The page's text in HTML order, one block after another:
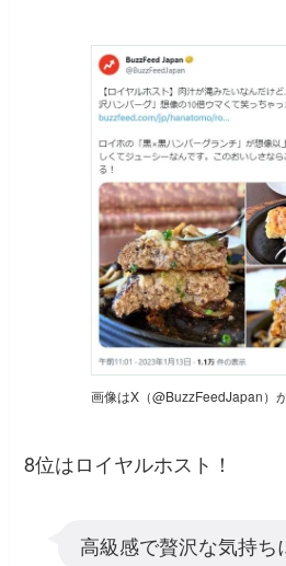
画像はX（@BuzzFeedJapan）
8位はロイヤルホスト！
高級感で贅沢な気持ち